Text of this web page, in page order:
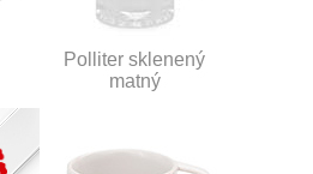
Polliter sklenený
matný